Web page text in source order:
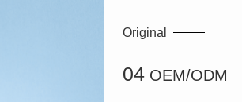
Original
04OEM/ODM